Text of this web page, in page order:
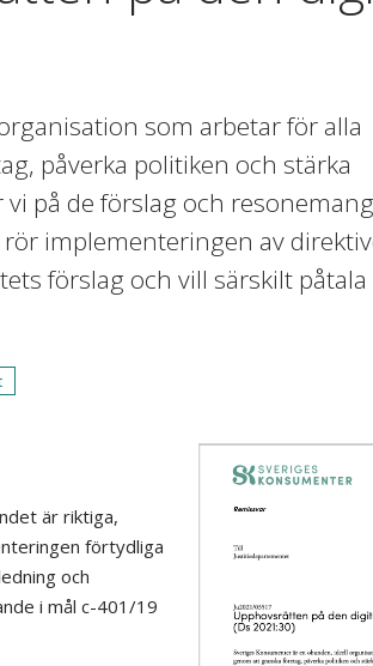
som arbetar för alla
påverka politiken och stärka
på de förslag och
implementeringen av
förslag och vill särskilt påtala
är riktiga,
förtydliga
och
i mål c-401/19